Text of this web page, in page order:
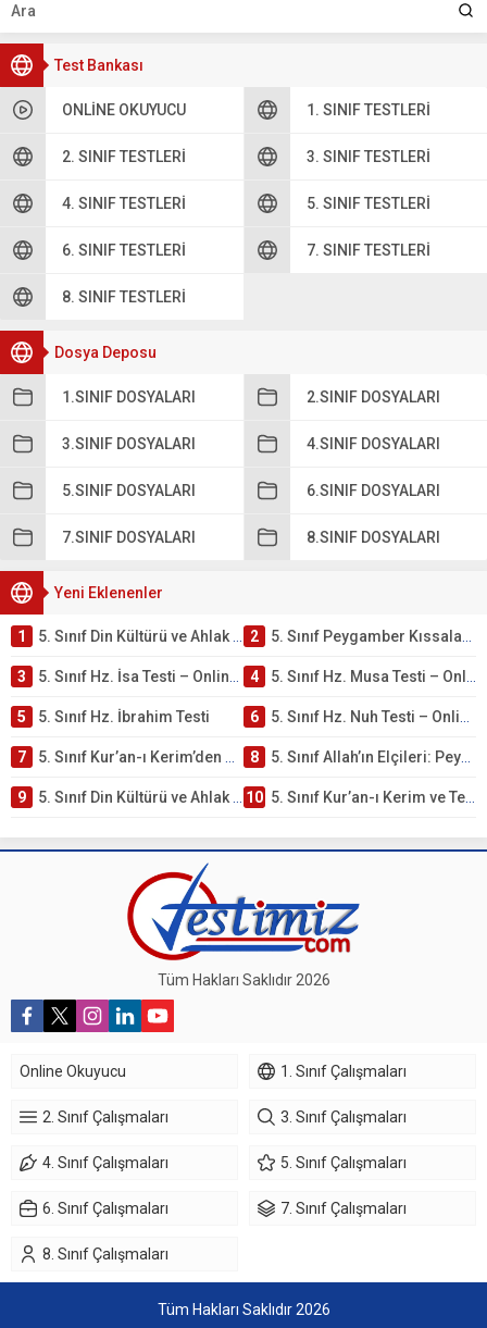
Test Bankası
ONLINE OKUYUCU 1. SINIF TESTLERI
2. SINIF TESTLERI 3. SINIF TESTLERI
4. SINIF TESTLERI 5. SINIF TESTLERI
6. SINIF TESTLERI 7. SINIF TESTLERI
8. SINIF TESTLERI
Dosya Deposu
1.SINIF DOSYALARI 2.SINIF DOSYALARI
3.SINIF DOSYALARI 4.SINIF DOSYALARI
5.SINIF DOSYALARI 6.SINIF DOSYALARI
7.SINIF DOSYALARI 8.SINIF DOSYALARI
Yeni Eklenenler
1 5. Sınıf Din Kültürü ve Ahlak Bilgisi 4. Ünite: Peygamber Kıssaları Çalışmaları 2 5. Sınıf Peygamber Kıssaları Ünite Testi – Online Çöz
3 5. Sınıf Hz. İsa Testi – Online Çöz 4 5. Sınıf Hz. Musa Testi – Online Çöz
5 5. Sınıf Hz. İbrahim Testi 6 5. Sınıf Hz. Nuh Testi – Online Çöz
7 5. Sınıf Kur’an-ı Kerim’den Öğütler – Peygamber Kıssaları Testi – Online Çöz 8 5. Sınıf Allah’ın Elçileri: Peygamberler Testi – Online Çöz
9 5. Sınıf Din Kültürü ve Ahlak Bilgisi 3. Ünite: Kur’an-ı Kerim Çalışmaları 10 5. Sınıf Kur’an-ı Kerim ve Temel Özellikleri Testi – Online Çöz
toplama...
Tüm Hakları Saklıdır 2026
Online Okuyucu 1. Sınıf Çalışmaları
2. Sınıf Çalışmaları 3. Sınıf Çalışmaları
4. Sınıf Çalışmaları 5. Sınıf Çalışmaları
6. Sınıf Çalışmaları 7. Sınıf Çalışmaları
8. Sınıf Çalışmaları
Tüm Hakları Saklıdır 2026